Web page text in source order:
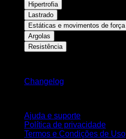
Hipertrofia
Lastrado
Estáticas e movimentos de força
Argolas
Resistência
Changelog
Ajuda e suporte
Política de privacidade
Termos e Condições de Uso